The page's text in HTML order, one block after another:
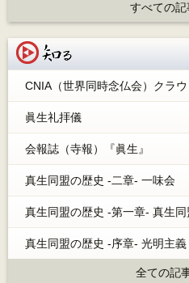
すべての
CNIA（世界同時念仏会）クラ
眞生礼拝儀
会報誌（寺報）『眞生』
真生同盟の歴史 -二章- 一味会
真生同盟の歴史 -第一章- 真生同
真生同盟の歴史 -序章- 光明主義
全ての記